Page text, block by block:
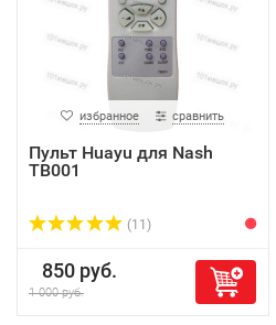
избранное сравнить
Пульт Huayu для Nash
TB001
(11)
850 руб.
1 000 руб.